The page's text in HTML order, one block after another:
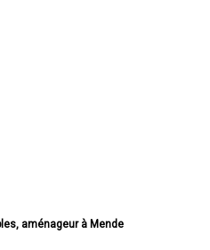
aménageur à Mende